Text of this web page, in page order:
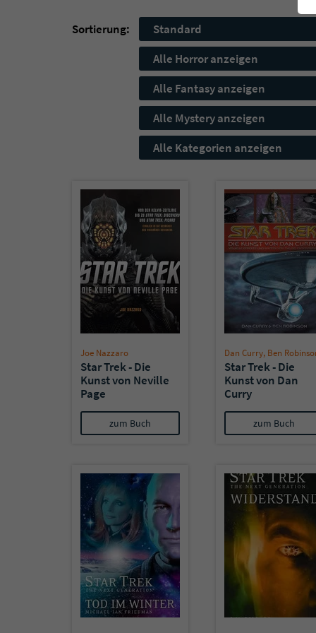
Sortierung:
Standard
Alle Horror anzeigen
Alle Fantasy anzeigen
Alle Mystery anzeigen
Alle Kategorien anzeigen
Joe Nazzaro
Star Trek - Die
Kunst von Neville
Page
zum Buch
Dan Curry, Ben
Star Trek - Die
Kunst von Dan
Curry
zum Buch